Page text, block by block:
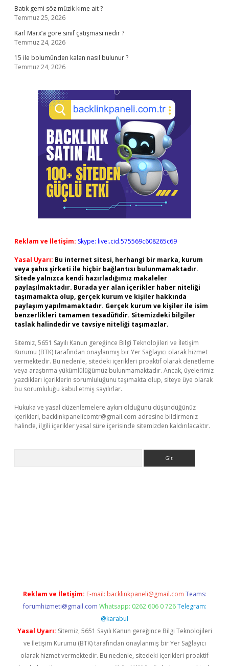
Batık gemi söz müzik kime ait ?
Temmuz 25, 2026
Karl Marx’a göre sınıf çatışması nedir ?
Temmuz 24, 2026
15 ile bolumünden kalan nasıl bulunur ?
Temmuz 24, 2026
Reklam ve İletişim: Skype: live:.cid.575569c608265c69
Yasal Uyarı: Bu internet sitesi, herhangi bir marka, kurum
veya şahıs şirketi ile hiçbir bağlantısı bulunmamaktadır.
Sitede yalnızca kendi hazırladığımız makaleler
paylaşılmaktadır. Burada yer alan içerikler haber niteliği
taşımamakta olup, gerçek kurum ve kişiler hakkında
paylaşım yapılmamaktadır. Gerçek kurum ve kişiler ile isim
benzerlikleri tamamen tesadüfidir. Sitemizdeki bilgiler
taslak halindedir ve tavsiye niteliği taşımazlar.
Sitemiz, 5651 Sayılı Kanun gereğince Bilgi Teknolojileri ve İletişim
Kurumu (BTK) tarafından onaylanmış bir Yer Sağlayıcı olarak hizmet
vermektedir. Bu nedenle, sitedeki içerikleri proaktif olarak denetleme
veya araştırma yükümlülüğümüz bulunmamaktadır. Ancak, üyelerimiz
yazdıkları içeriklerin sorumluluğunu taşımakta olup, siteye üye olarak
bu sorumluluğu kabul etmiş sayılırlar.
Hukuka ve yasal düzenlemelere aykırı olduğunu düşündüğünüz
içerikleri, backlinkpanelicomtr@gmail.com adresine bildirmeniz
halinde, ilgili içerikler yasal süre içerisinde sitemizden kaldırılacaktır.
Reklam ve İletişim: E-mail: backlinkpaneli@gmail.com Teams:
forumhizmeti@gmail.com Whatsapp: 0262 606 0 726 Telegram:
@karabul
Yasal Uyarı: Sitemiz, 5651 Sayılı Kanun gereğince Bilgi Teknolojileri
ve İletişim Kurumu (BTK) tarafından onaylanmış bir Yer Sağlayıcı
olarak hizmet vermektedir. Bu nedenle, sitedeki içerikleri proaktif